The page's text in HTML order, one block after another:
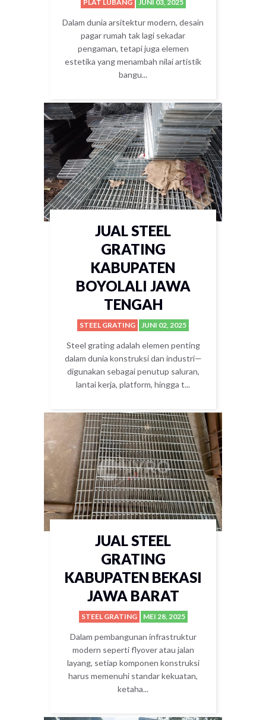
PLAT LUBANG JUNI 03, 2025
Dalam dunia arsitektur modern, desain
pagar rumah tak lagi sekadar
pengaman, tetapi juga elemen
estetika yang menambah nilai artistik
bangu...
JUAL STEEL
GRATING
KABUPATEN
BOYOLALI JAWA
TENGAH
STEEL GRATING JUNI 02, 2025
Steel grating adalah elemen penting
dalam dunia konstruksi dan industri—
digunakan sebagai penutup saluran,
lantai kerja, platform, hingga t...
JUAL STEEL
GRATING
KABUPATEN BEKASI
JAWA BARAT
STEEL GRATING MEI 28, 2025
Dalam pembangunan infrastruktur
modern seperti flyover atau jalan
layang, setiap komponen konstruksi
harus memenuhi standar kekuatan,
ketaha...